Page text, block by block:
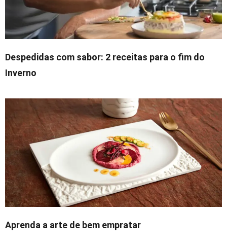
Despedidas com sabor: 2 receitas para o fim do
Inverno
Aprenda a arte de bem empratar